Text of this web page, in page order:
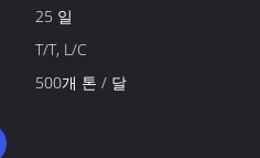
25 일
T/T, L/C
500개 톤 / 달